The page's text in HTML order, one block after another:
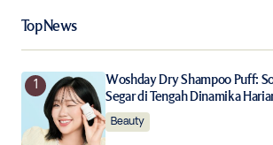
Your Name*
Your E-mail*
Top News
Woshday Dry Shampoo Puff:
Segar di Tengah Dinamika
Beauty